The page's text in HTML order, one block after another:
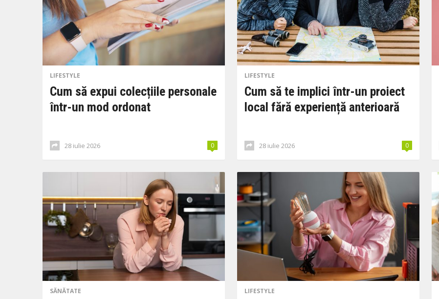
LIFESTYLE
Cum să expui colecțiile personale
într-un mod ordonat
28 iulie 2026 0
LIFESTYLE
Cum să te implici într-un proiect
local fără experiență anterioară
28 iulie 2026 0
SĂNĂTATE LIFESTYLE